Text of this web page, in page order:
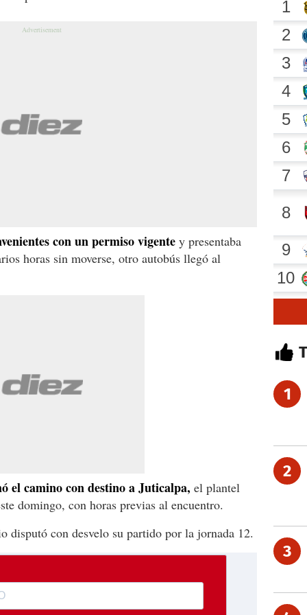
con un permiso vigente y presentaba
horas sin moverse, otro autobús llegó al
el camino con destino a Juticalpa, el plantel
domingo, con horas previas al encuentro.
disputó con desvelo su partido por la jornada 12.
1
2
3